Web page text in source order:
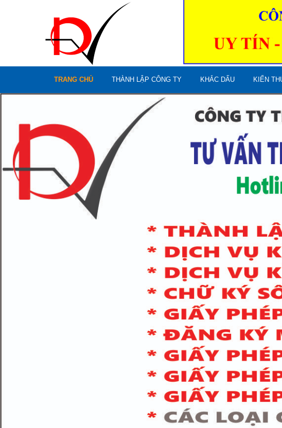
TRANG CHỦ THÀNH LẬP CÔNG TY KHẮC DẤU KIẾN